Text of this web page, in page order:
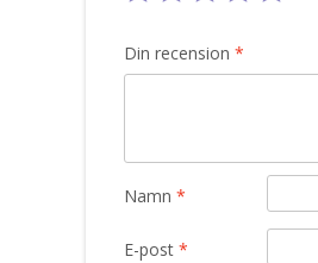
Din recension *
Namn *
E-post *